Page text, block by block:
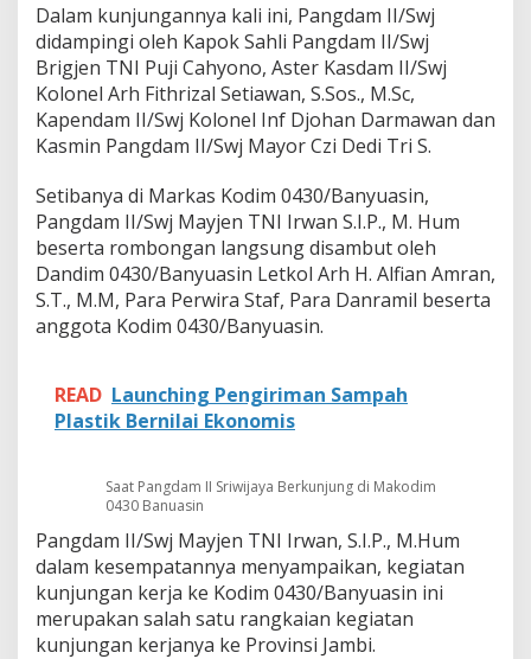
r
i
m
a
u
n
e
r
P
a
n
g
d
I
I
S
w
j
a
y
a
Dalam kunjungannya kali ini, Pangdam II/Swj
didampingi oleh Kapok Sahli Pangdam II/Swj
Brigjen TNI Puji Cahyono, Aster Kasdam II/Swj
Kolonel Arh Fithrizal Setiawan, S.Sos., M.Sc,
Kapendam II/Swj Kolonel Inf Djohan Darmawan dan
Kasmin Pangdam II/Swj Mayor Czi Dedi Tri S.
Setibanya di Markas Kodim 0430/Banyuasin,
Pangdam II/Swj Mayjen TNI Irwan S.I.P., M. Hum
beserta rombongan langsung disambut oleh
Dandim 0430/Banyuasin Letkol Arh H. Alfian Amran,
S.T., M.M, Para Perwira Staf, Para Danramil beserta
anggota Kodim 0430/Banyuasin.
READ Launching Pengiriman Sampah
Plastik Bernilai Ekonomis
Saat Pangdam II Sriwijaya Berkunjung di Makodim
0430 Banuasin
Pangdam II/Swj Mayjen TNI Irwan, S.I.P., M.Hum
dalam kesempatannya menyampaikan, kegiatan
kunjungan kerja ke Kodim 0430/Banyuasin ini
merupakan salah satu rangkaian kegiatan
kunjungan kerjanya ke Provinsi Jambi.